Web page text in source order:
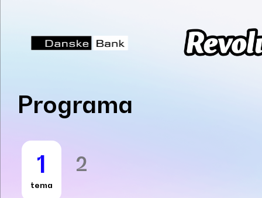
Programa
1
tema
2